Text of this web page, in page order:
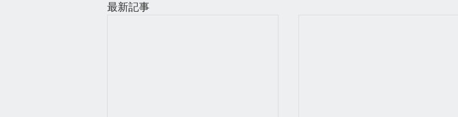
最新記事